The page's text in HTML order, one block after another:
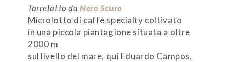
Torrefatto da Nero Scuro
Microlotto di caffè specialty coltivato
in una piccola piantagione situata a oltre
2000 m
sul livello del mare, qui Eduardo Campos,